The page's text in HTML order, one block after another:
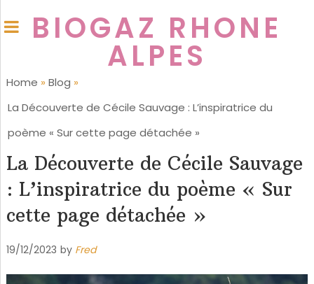
BIOGAZ RHONE
ALPES
Home » Blog »
La Découverte de Cécile Sauvage : L’inspiratrice du
poème « Sur cette page détachée »
La Découverte de Cécile Sauvage
: L’inspiratrice du poème « Sur
cette page détachée »
19/12/2023 by Fred